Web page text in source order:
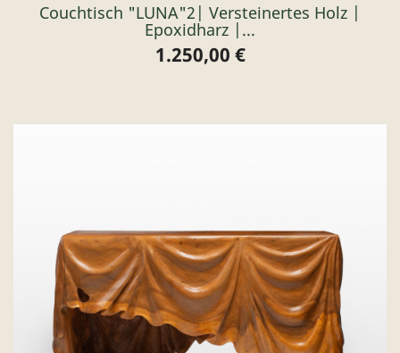
Couchtisch "LUNA"2| Versteinertes Holz |
Epoxidharz |...
Preis
1.250,00 €